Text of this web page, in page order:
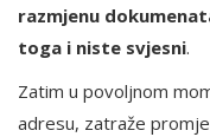
razmjenu
toga i niste svjesni.
Zatim u povoljnom
adresu, zatraže